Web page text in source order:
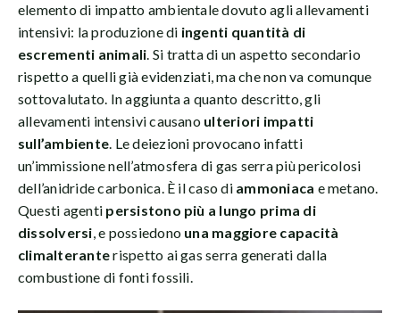
elemento di impatto ambientale dovuto agli allevamenti
intensivi: la produzione di ingenti quantità di
escrementi animali. Si tratta di un aspetto secondario
rispetto a quelli già evidenziati, ma che non va comunque
sottovalutato. In aggiunta a quanto descritto, gli
allevamenti intensivi causano ulteriori impatti
sull’ambiente. Le deiezioni provocano infatti
un’immissione nell’atmosfera di gas serra più pericolosi
dell’anidride carbonica. È il caso di ammoniaca e metano.
Questi agenti persistono più a lungo prima di
dissolversi, e possiedono una maggiore capacità
climalteranterispetto ai gas serra generati dalla
combustione di fonti fossili.